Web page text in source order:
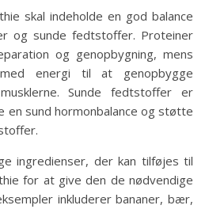
skal indeholde en god balance
og sunde fedtstoffer. Proteiner
og genopbygning, mens
energi til at genopbygge
Sunde fedtstoffer er
sund hormonbalance og støtte
ingredienser, der kan tilføjes til
for at give den de nødvendige
inkluderer bananer, bær,